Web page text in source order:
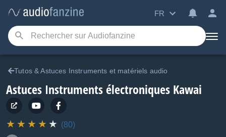
FR
Tutos & Astuces Instruments et matériels audio
Astuces Instruments électroniques Kawai
(80)